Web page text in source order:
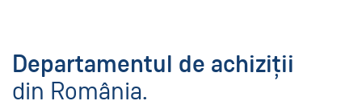
Departamentul de achiziții
din România.